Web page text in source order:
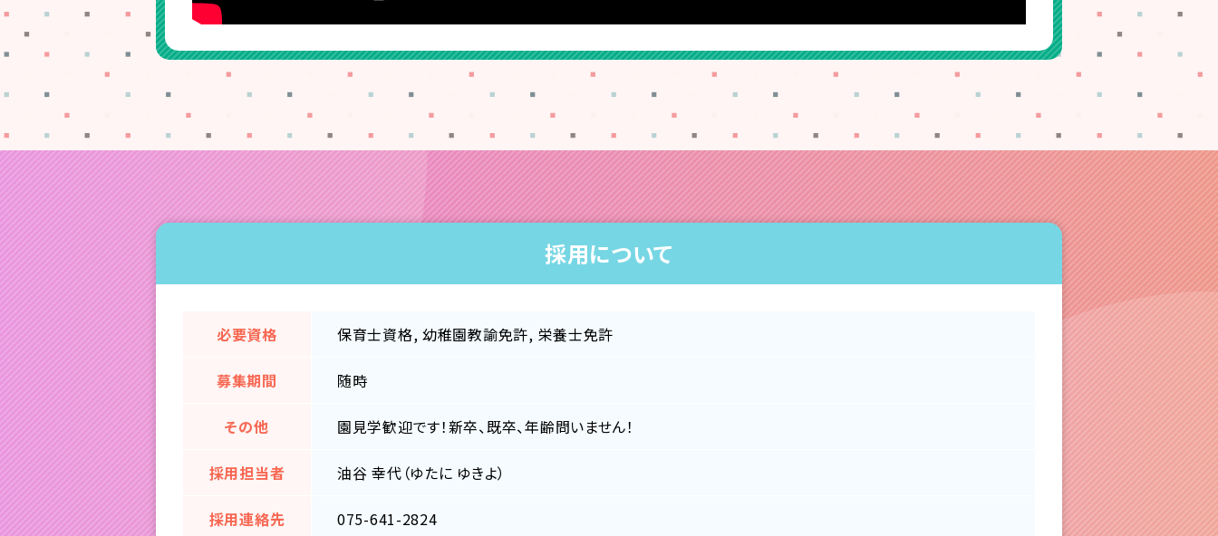
採用について
必要資格 保育士資格, 幼稚園教諭免許, 栄養士免許
募集期間 随時
その他 園見学歓迎です！新卒、既卒、年齢問いません！
採用担当者 油谷 幸代（ゆたに ゆきよ）
採用連絡先 075-641-2824